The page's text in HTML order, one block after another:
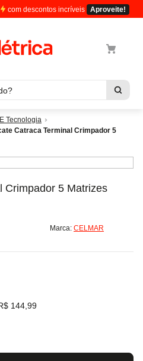
com descontos incríveis Aproveite!
Tecnologia
Catraca Terminal Crimpador 5
Crimpador 5 Matrizes
Marca: CELMAR
144 99